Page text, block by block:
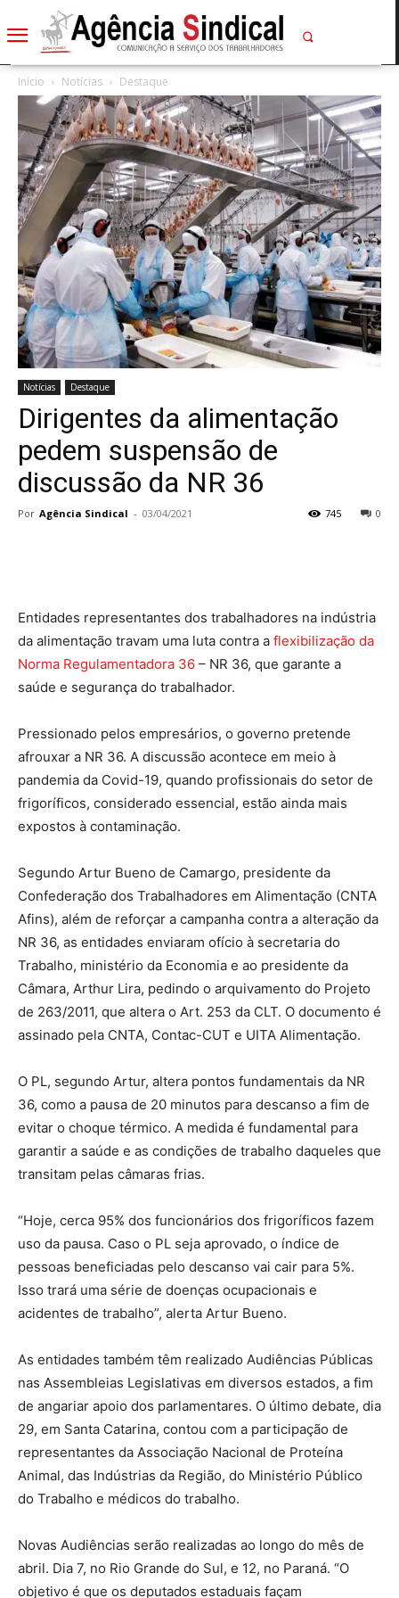
Início Notícias Destaque
Notícias Destaque
Dirigentes da alimentação
pedem suspensão de
discussão da NR 36
Por Agência Sindical - 03/04/2021 0
745
Entidades representantes dos trabalhadores na indústria
da alimentação travam uma luta contra a flexibilização da
Norma Regulamentadora 36 – NR 36, que garante a
saúde e segurança do trabalhador.
Pressionado pelos empresários, o governo pretende
afrouxar a NR 36. A discussão acontece em meio à
pandemia da Covid-19, quando profissionais do setor de
frigoríficos, considerado essencial, estão ainda mais
expostos à contaminação.
Segundo Artur Bueno de Camargo, presidente da
Confederação dos Trabalhadores em Alimentação (CNTA
Afins), além de reforçar a campanha contra a alteração da
NR 36, as entidades enviaram ofício à secretaria do
Trabalho, ministério da Economia e ao presidente da
Câmara, Arthur Lira, pedindo o arquivamento do Projeto
de 263/2011, que altera o Art. 253 da CLT. O documento é
assinado pela CNTA, Contac-CUT e UITA Alimentação.
O PL, segundo Artur, altera pontos fundamentais da NR
36, como a pausa de 20 minutos para descanso a fim de
evitar o choque térmico. A medida é fundamental para
garantir a saúde e as condições de trabalho daqueles que
transitam pelas câmaras frias.
“Hoje, cerca 95% dos funcionários dos frigoríficos fazem
uso da pausa. Caso o PL seja aprovado, o índice de
pessoas beneficiadas pelo descanso vai cair para 5%.
Isso trará uma série de doenças ocupacionais e
acidentes de trabalho”, alerta Artur Bueno.
As entidades também têm realizado Audiências Públicas
nas Assembleias Legislativas em diversos estados, a fim
de angariar apoio dos parlamentares. O último debate, dia
29, em Santa Catarina, contou com a participação de
representantes da Associação Nacional de Proteína
Animal, das Indústrias da Região, do Ministério Público
do Trabalho e médicos do trabalho.
Novas Audiências serão realizadas ao longo do mês de
abril. Dia 7, no Rio Grande do Sul, e 12, no Paraná. “O
objetivo é que os deputados estaduais façam